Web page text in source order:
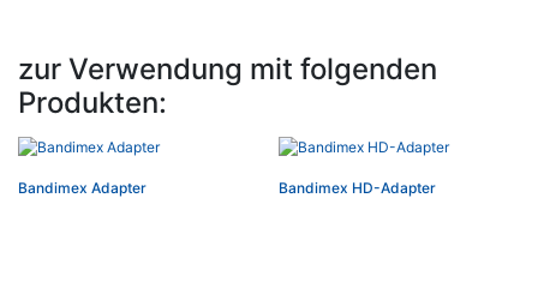
zur Verwendung mit folgenden
Produkten:
Bandimex Adapter Bandimex HD-Adapter